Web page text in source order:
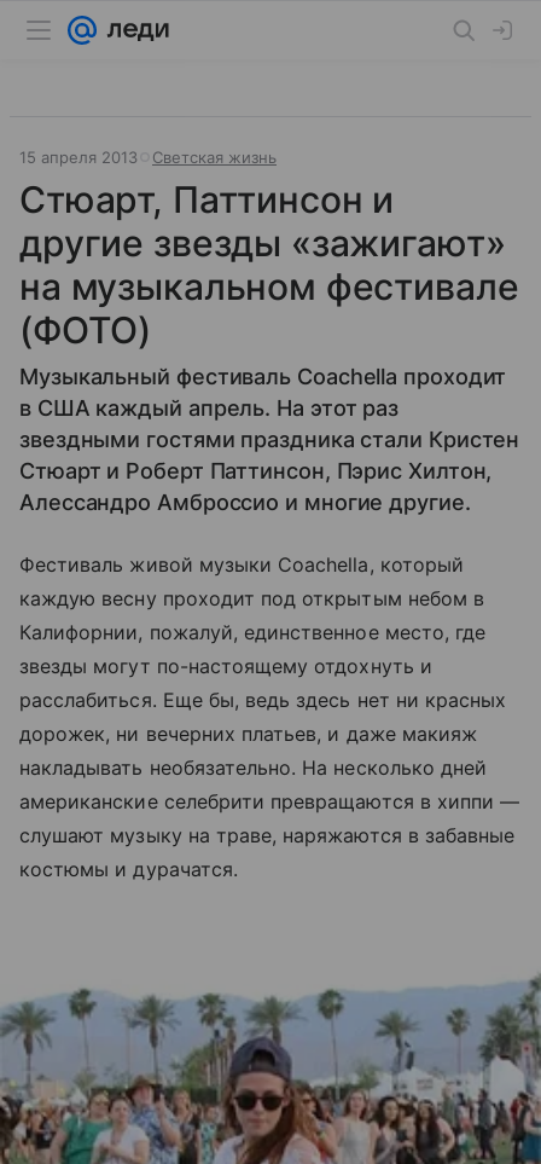
15 апреля 2013 Светская жизнь
Стюарт, Паттинсон и
другие звезды «зажигают»
на музыкальном фестивале
(ФОТО)
Музыкальный фестиваль Coachella проходит
в США каждый апрель. На этот раз
звездными гостями праздника стали Кристен
Стюарт и Роберт Паттинсон, Пэрис Хилтон,
Алессандро Амброссио и многие другие.
Фестиваль живой музыки Coachella, который
каждую весну проходит под открытым небом в
Калифорнии, пожалуй, единственное место, где
звезды могут по-настоящему отдохнуть и
расслабиться. Еще бы, ведь здесь нет ни красных
дорожек, ни вечерних платьев, и даже макияж
накладывать необязательно. На несколько дней
американские селебрити превращаются в хиппи —
слушают музыку на траве, наряжаются в забавные
костюмы и дурачатся.